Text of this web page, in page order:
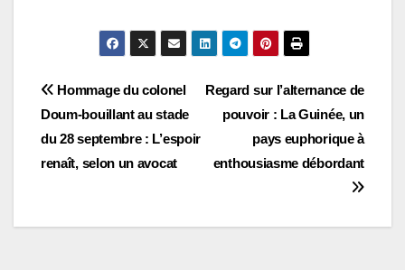
Navigation
de
l’article
Regard sur l’alternance de
pouvoir : La Guinée, un
pays euphorique à
enthousiasme débordant
Hommage du colonel
Doum-bouillant au stade
du 28 septembre : L’espoir
renaît, selon un avocat